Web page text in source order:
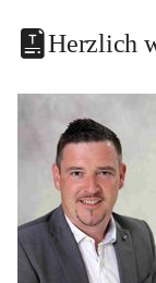
Herzlich